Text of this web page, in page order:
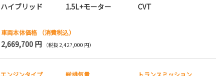
ハイブリッド 1.5L+モーター CVT
車両本体価格 （消費税込）
2,669,700 円 （税抜 2,427,000 円）
エンジンタイプ 総排気量 トランスミッション